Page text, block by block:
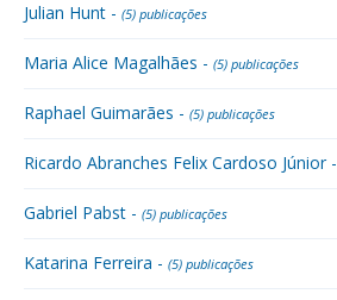
Julian Hunt - (5) publicações
Maria Alice Magalhães - (5) publicações
Raphael Guimarães - (5) publicações
Ricardo Abranches Felix Cardoso Júnior -
Gabriel Pabst - (5) publicações
Katarina Ferreira - (5) publicações